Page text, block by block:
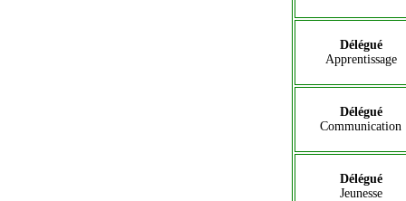
Délégué
Apprentissage
Délégué
Communication
Délégué
Jeunesse